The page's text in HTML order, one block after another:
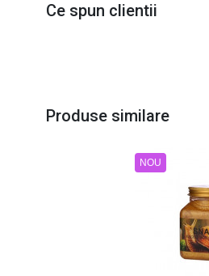
Ce spun clientii
Produse similare
NOU